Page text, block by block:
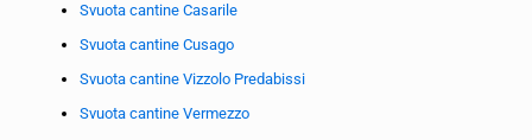
Svuota cantine Casarile
Svuota cantine Cusago
Svuota cantine Vizzolo Predabissi
Svuota cantine Vermezzo